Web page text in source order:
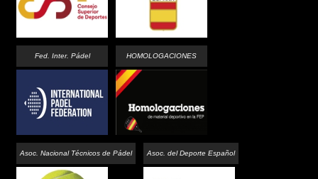
Fed. Inter. Pádel HOMOLOGACIONES
Asoc. Nacional Técnicos de Pádel Asoc. del Deporte Español